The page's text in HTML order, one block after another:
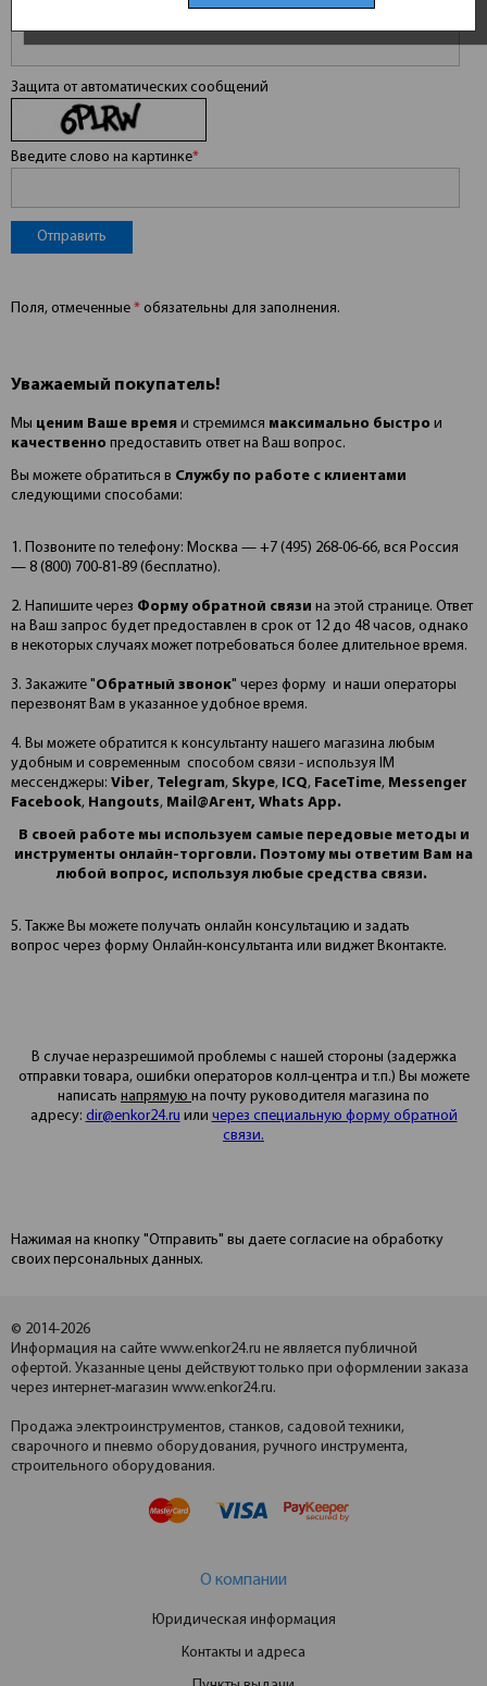
Защита от автоматических сообщений
Введите слово на картинке*
Поля, отмеченные * обязательны для заполнения.
Уважаемый покупатель!
Мы ценим Ваше время и стремимся максимально быстро и
качественно предоставить ответ на Ваш вопрос.
Вы можете обратиться в Службу по работе с клиентами
следующими способами:
1. Позвоните по телефону: Москва — +7 (495) 268-06-66, вся Россия
— 8 (800) 700-81-89 (бесплатно).
2. Напишите через Форму обратной связи на этой странице. Ответ
на Ваш запрос будет предоставлен в срок от 12 до 48 часов, однако
в некоторых случаях может потребоваться более длительное время.
3. Закажите "Обратный звонок" через форму и наши операторы
перезвонят Вам в указанное удобное время.
4. Вы можете обратится к консультанту нашего магазина любым
удобным и современным способом связи - используя IM
мессенджеры: Viber, Telegram, Skype, ICQ, FaceTime, Messenger
Facebook, Hangouts, Mail@Агент, Whats App.
В своей работе мы используем самые передовые методы и
инструменты онлайн-торговли. Поэтому мы ответим Вам на
любой вопрос, используя любые средства связи.
5. Также Вы можете получать онлайн консультацию и задать
вопрос через форму Онлайн-консультанта или виджет Вконтакте.
В случае неразрешимой проблемы с нашей стороны (задержка
отправки товара, ошибки операторов колл-центра и т.п.) Вы можете
написать напрямую на почту руководителя магазина по
адресу: dir@enkor24.ru или через специальную форму обратной
связи.
Нажимая на кнопку "Отправить" вы даете согласие на обработку
своих персональных данных.
© 2014-2026
Информация на сайте www.enkor24.ru не является публичной
офертой. Указанные цены действуют только при оформлении заказа
через интернет-магазин www.enkor24.ru.
Продажа электроинструментов, станков, садовой техники,
сварочного и пневмо оборудования, ручного инструмента,
строительного оборудования.
О компании
Юридическая информация
Контакты и адреса